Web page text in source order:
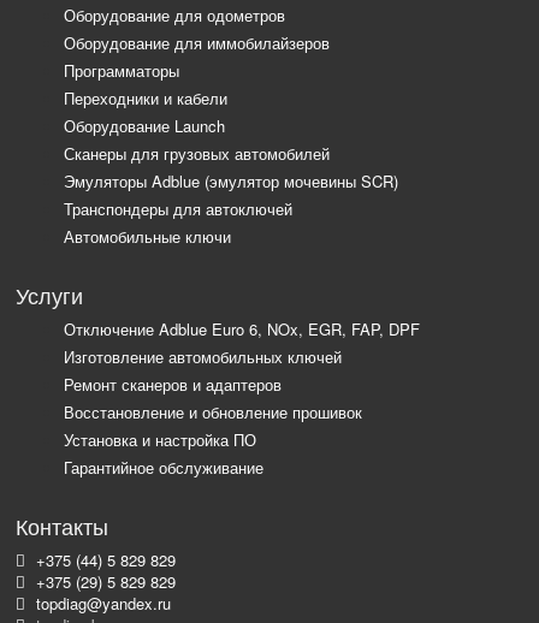
Оборудование для одометров
Оборудование для иммобилайзеров
Программаторы
Переходники и кабели
Оборудование Launch
Сканеры для грузовых автомобилей
Эмуляторы Adblue (эмулятор мочевины SCR)
Транспондеры для автоключей
Автомобильные ключи
Услуги
Отключение Adblue Euro 6, NOx, EGR, FAP, DPF
Изготовление автомобильных ключей
Ремонт сканеров и адаптеров
Восстановление и обновление прошивок
Установка и настройка ПО
Гарантийное обслуживание
Контакты
+375 (44) 5 829 829
+375 (29) 5 829 829
topdiag@yandex.ru